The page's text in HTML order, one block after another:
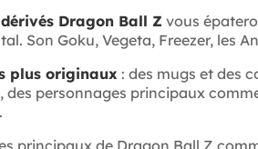
Dragon Ball Z vous
Son Goku, Vegeta, Freezer, les
plus originaux: des mugs et des
personnages principaux